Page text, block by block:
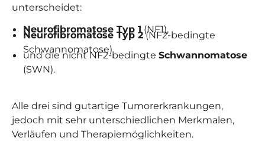
unterscheidet:
Neurofibromatose Typ 1 (NF1),
Neurofibromatose Typ 2(NF2-bedingte
Schwannomatose)
und die nicht NF2-bedingteSchwannomatose
(SWN).
Alle drei sind gutartige Tumorerkrankungen,
jedoch mit sehr unterschiedlichen Merkmalen,
Verläufen und Therapiemöglichkeiten.